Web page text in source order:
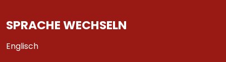
SPRACHE WECHSELN
Englisch